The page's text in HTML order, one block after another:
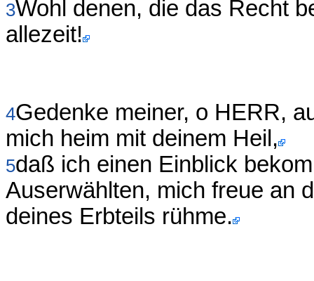
3Wohl denen, die das Recht
allezeit!
4Gedenke meiner, o HERR,
mich heim mit deinem Heil,
5daß ich einen Einblick
Auserwählten, mich freue an
deines Erbteils rühme.